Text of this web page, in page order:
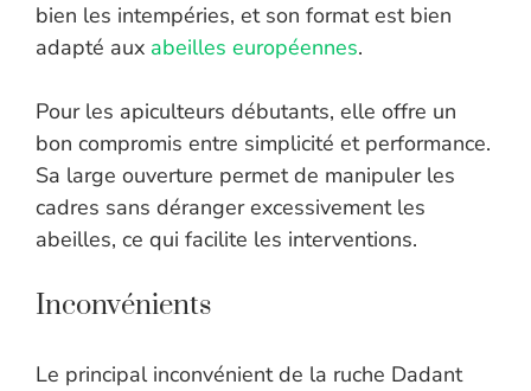
bien les intempéries, et son format est bien
adapté aux abeilles européennes.
Pour les apiculteurs débutants, elle offre un
bon compromis entre simplicité et performance.
Sa large ouverture permet de manipuler les
cadres sans déranger excessivement les
abeilles, ce qui facilite les interventions.
Inconvénients
Le principal inconvénient de la ruche Dadant